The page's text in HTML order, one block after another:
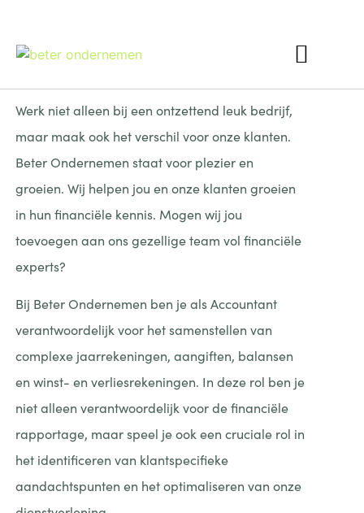
Werk niet alleen bij een ontzettend leuk bedrijf,
maar maak ook het verschil voor onze klanten.
Beter Ondernemen staat voor plezier en
groeien. Wij helpen jou en onze klanten groeien
in hun financiële kennis. Mogen wij jou
toevoegen aan ons gezellige team vol financiële
experts?
Bij Beter Ondernemen ben je als Accountant
verantwoordelijk voor het samenstellen van
complexe jaarrekeningen, aangiften, balansen
en winst- en verliesrekeningen. In deze rol ben je
niet alleen verantwoordelijk voor de financiële
rapportage, maar speel je ook een cruciale rol in
het identificeren van klantspecifieke
aandachtspunten en het optimaliseren van onze